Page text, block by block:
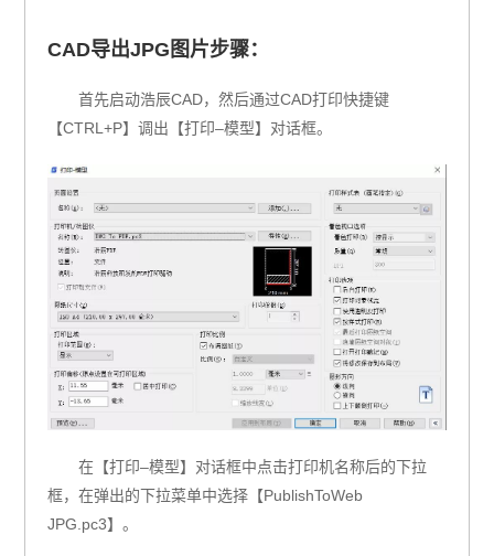
CAD导出JPG图片步骤：
首先启动浩辰CAD，然后通过CAD打印快捷键
【CTRL+P】调出【打印–模型】对话框。
在【打印–模型】对话框中点击打印机名称后的下拉
框，在弹出的下拉菜单中选择【PublishToWeb
JPG.pc3】。